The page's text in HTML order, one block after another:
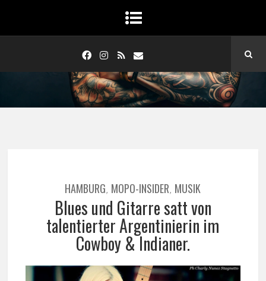
HAMBURG, MOPO-INSIDER, MUSIK
Blues und Gitarre satt von
talentierter Argentinierin im
Cowboy & Indianer.